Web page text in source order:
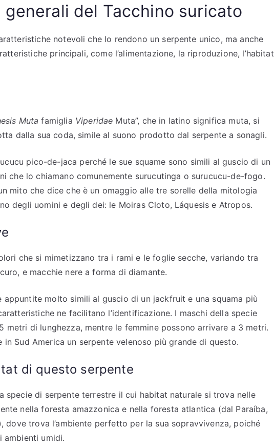
del Tacchino suricato
notevoli che lo rendono un serpente unico, ma anche
principali, come l’alimentazione, la riproduzione, l’habitat
Muta famiglia Viperidae Muta”, che in latino significa muta, si
dalla sua coda, simile al suono prodotto dal serpente a sonagli.
pico-de-jaca perché le sue squame sono simili al guscio di un
che lo chiamano comunemente surucutinga o surucucu-de-fogo.
mito che dice che è un omaggio alle tre sorelle della mitologia
degli uomini e degli dei: le Moiras Cloto, Láquesis e Atropos.
che si mimetizzano tra i rami e le foglie secche, variando tra
e macchie nere a forma di diamante.
appuntite molto simili al guscio di un jackfruit e una squama più
ne facilitano l’identificazione. I maschi della specie
metri di lunghezza, mentre le femmine possono arrivare a 3 metri.
in Sud America un serpente velenoso più grande di questo.
di questo serpente
specie di serpente terrestre il cui habitat naturale si trova nelle
nella foresta amazzonica e nella foresta atlantica (dal Paraíba,
dove trova l’ambiente perfetto per la sua sopravvivenza, poiché
ambienti umidi.